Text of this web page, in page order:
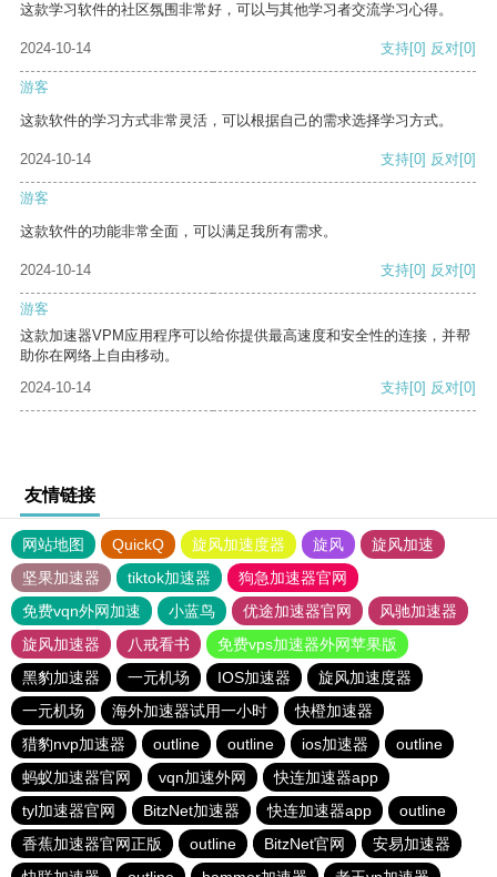
这款学习软件的社区氛围非常好，可以与其他学习者交流学习心得。
2024-10-14 支持[0] 反对[0]
游客
这款软件的学习方式非常灵活，可以根据自己的需求选择学习方式。
2024-10-14 支持[0] 反对[0]
游客
这款软件的功能非常全面，可以满足我所有需求。
2024-10-14 支持[0] 反对[0]
游客
这款加速器VPM应用程序可以给你提供最高速度和安全性的连接，并帮
助你在网络上自由移动。
2024-10-14
支持[0] 反对[0]
友情链接
网站地图 QuickQ 旋风加速度器 旋风
旋风加速
坚果加速器
tiktok加速器
狗急加速器官网
免费vqn外网加速
小蓝鸟 优途加速器官网
风驰加速器
旋风加速器
八戒看书
免费vps加速器外网苹果版
黑豹加速器
一元机场 IOS加速器
旋风加速度器
一元机场
海外加速器试用一小时
快橙加速器
猎豹nvp加速器
outline outline ios加速器
outline
蚂蚁加速器官网
vqn加速外网
快连加速器app
tyl加速器官网
BitzNet加速器 快连加速器app
outline
香蕉加速器官网正版
outline BitzNet官网
安易加速器